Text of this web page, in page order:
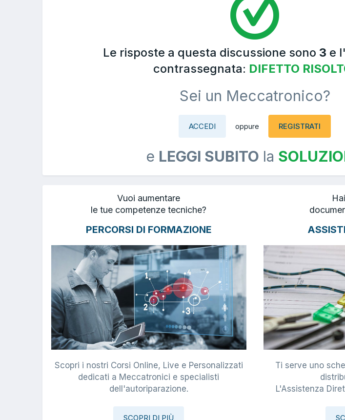
Le risposte a questa discussione sono 3 e
contrassegnata: DIFETTO
Sei un Meccatronico?
ACCEDI oppure REGISTRATI
e LEGGI SUBITO la
Vuoi aumentare
le tue competenze tecniche?
PERCORSI DI FORMAZIONE
Scopri i nostri Corsi Online, Live e Personalizzati
dedicati a Meccatronici e specialisti
dell'autoriparazione.
SCOPRI DI PIÙ
Ti serve uno
L'Assistenza